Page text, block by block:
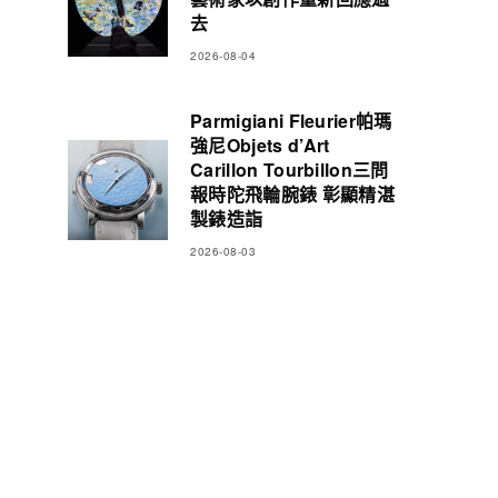
去
2026-08-04
Parmigiani Fleurier帕瑪
強尼Objets d’Art
Carillon Tourbillon三問
報時陀飛輪腕錶 彰顯精湛
製錶造詣
2026-08-03